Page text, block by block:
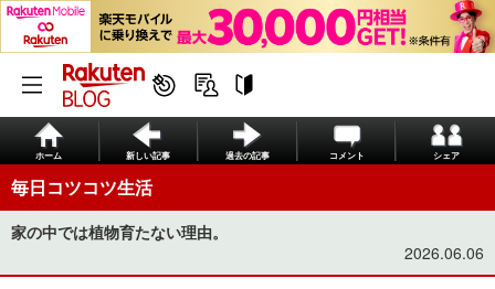
ホーム 新しい記事 過去の記事 コメント シェア
毎日コツコツ生活
家の中では植物育たない理由。
2026.06.06